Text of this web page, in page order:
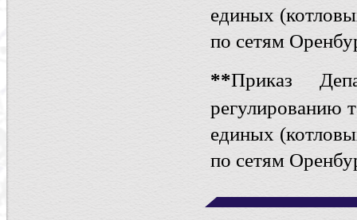
единых
по сетям
**Приказ
регулированию
единых
по сетям